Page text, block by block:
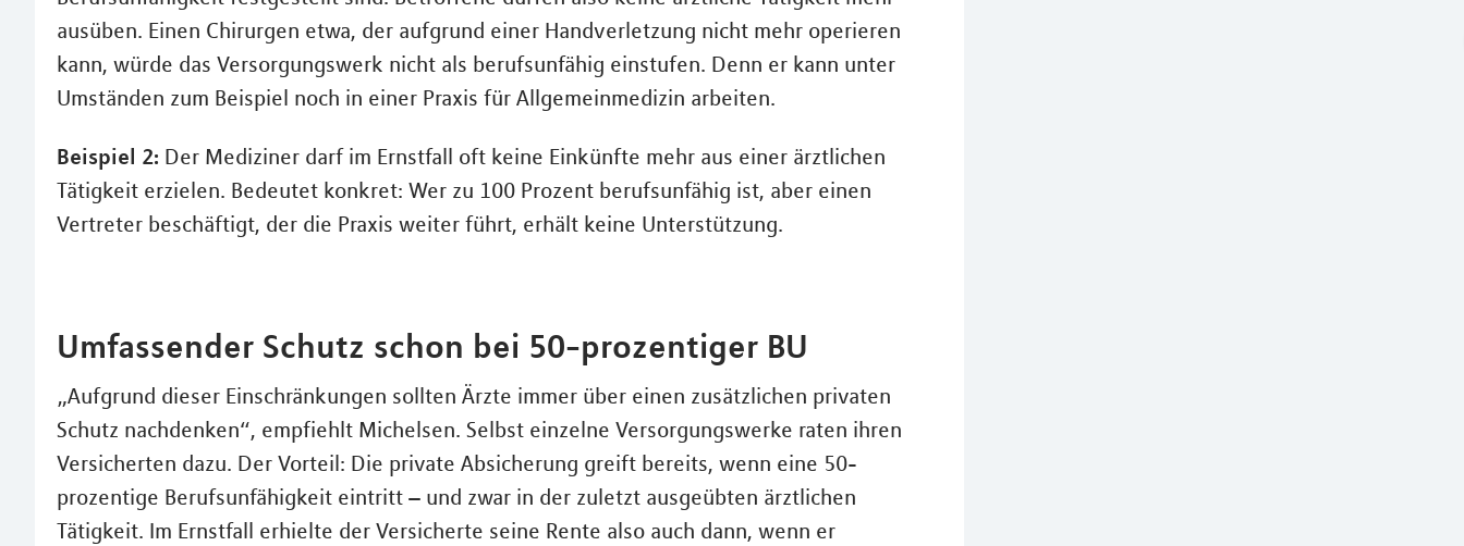
ausüben. Einen Chirurgen etwa, der aufgrund einer Handverletzung nicht mehr operieren
kann, würde das Versorgungswerk nicht als berufsunfähig einstufen. Denn er kann unter
Umständen zum Beispiel noch in einer Praxis für Allgemeinmedizin arbeiten.
Beispiel 2: Der Mediziner darf im Ernstfall oft keine Einkünfte mehr aus einer ärztlichen
Tätigkeit erzielen. Bedeutet konkret: Wer zu 100 Prozent berufsunfähig ist, aber einen
Vertreter beschäftigt, der die Praxis weiter führt, erhält keine Unterstützung.
Umfassender Schutz schon bei 50-prozentiger BU
„Aufgrund dieser Einschränkungen sollten Ärzte immer über einen zusätzlichen privaten
Schutz nachdenken“, empfiehlt Michelsen. Selbst einzelne Versorgungswerke raten ihren
Versicherten dazu. Der Vorteil: Die private Absicherung greift bereits, wenn eine 50-
prozentige Berufsunfähigkeit eintritt – und zwar in der zuletzt ausgeübten ärztlichen
Tätigkeit. Im Ernstfall erhielte der Versicherte seine Rente also auch dann, wenn er